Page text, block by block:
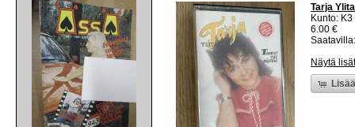
Tarja
Kunto:
6.00 €
Näytä